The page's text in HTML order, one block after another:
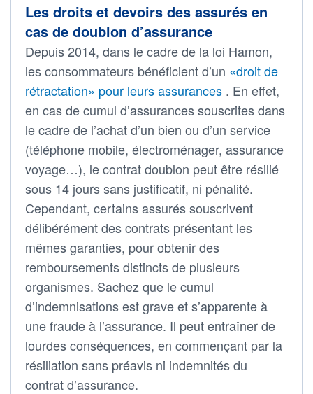
Les droits et devoirs des assurés en
cas de doublon d’assurance
Depuis 2014, dans le cadre de la loi Hamon,
les consommateurs bénéficient d’un «droit de
rétractation» pour leurs assurances . En effet,
en cas de cumul d’assurances souscrites dans
le cadre de l’achat d’un bien ou d’un service
(téléphone mobile, électroménager, assurance
voyage…), le contrat doublon peut être résilié
sous 14 jours sans justificatif, ni pénalité.
Cependant, certains assurés souscrivent
délibérément des contrats présentant les
mêmes garanties, pour obtenir des
remboursements distincts de plusieurs
organismes. Sachez que le cumul
d’indemnisations est grave et s’apparente à
une fraude à l’assurance. Il peut entraîner de
lourdes conséquences, en commençant par la
résiliation sans préavis ni indemnités du
contrat d’assurance.